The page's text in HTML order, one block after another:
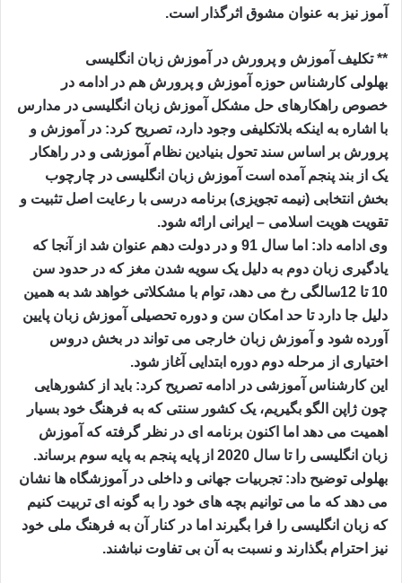
آموز نیز به عنوان مشوق اثرگذار است.
** تکلیف آموزش و پرورش در آموزش زبان انگلیسی
بهلولی کارشناس حوزه آموزش و پرورش هم در ادامه در
خصوص راهکارهای حل مشکل آموزش زبان انگلیسی در مدارس
با اشاره به اینکه بلاتکلیفی وجود دارد، تصریح کرد: در آموزش و
پرورش بر اساس سند تحول بنیادین نظام آموزشی و در راهکار
یک از بند پنجم آمده است آموزش زبان انگلیسی در چارچوب
بخش انتخابی (نیمه تجویزی) برنامه درسی با رعایت اصل تثبیت و
تقویت هویت اسلامی – ایرانی ارائه شود.
وی ادامه داد: اما سال 91 و در دولت دهم عنوان شد از آنجا که
یادگیری زبان دوم به دلیل یک سویه شدن مغز که در حدود سن
10 تا 12سالگی رخ می دهد، توام با مشکلاتی خواهد شد به همین
دلیل جا دارد تا حد امکان سن و دوره تحصیلی آموزش زبان پایین
آورده شود و آموزش زبان خارجی می تواند در بخش دروس
اختیاری از مرحله دوم دوره ابتدایی آغاز شود.
این کارشناس آموزشی در ادامه تصریح کرد: باید از کشورهایی
چون ژاپن الگو بگیریم، یک کشور سنتی که به فرهنگ خود بسیار
اهمیت می دهد اما اکنون برنامه ای در نظر گرفته که آموزش
زبان انگلیسی را تا سال 2020 از پایه پنجم به پایه سوم برساند.
بهلولی توضیح داد: تجربیات جهانی و داخلی در آموزشگاه ها نشان
می دهد که ما می توانیم بچه های خود را به گونه ای تربیت کنیم
که زبان انگلیسی را فرا بگیرند اما در کنار آن به فرهنگ ملی خود
نیز احترام بگذارند و نسبت به آن بی تفاوت نباشند.